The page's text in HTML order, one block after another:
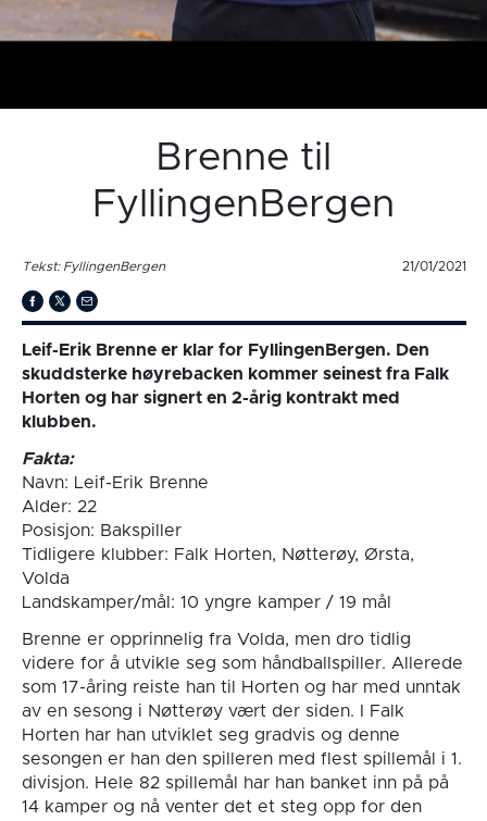
Brenne til
FyllingenBergen
Tekst: FyllingenBergen 21/01/2021
Leif-Erik Brenne er klar for FyllingenBergen. Den
skuddsterke høyrebacken kommer seinest fra Falk
Horten og har signert en 2-årig kontrakt med
klubben.
Fakta:
Navn: Leif-Erik Brenne
Alder: 22
Posisjon: Bakspiller
Tidligere klubber: Falk Horten, Nøtterøy, Ørsta,
Volda
Landskamper/mål: 10 yngre kamper / 19 mål
Brenne er opprinnelig fra Volda, men dro tidlig
videre for å utvikle seg som håndballspiller. Allerede
som 17-åring reiste han til Horten og har med unntak
av en sesong i Nøtterøy vært der siden. I Falk
Horten har han utviklet seg gradvis og denne
sesongen er han den spilleren med flest spillemål i 1.
divisjon. Hele 82 spillemål har han banket inn på på
14 kamper og nå venter det et steg opp for den